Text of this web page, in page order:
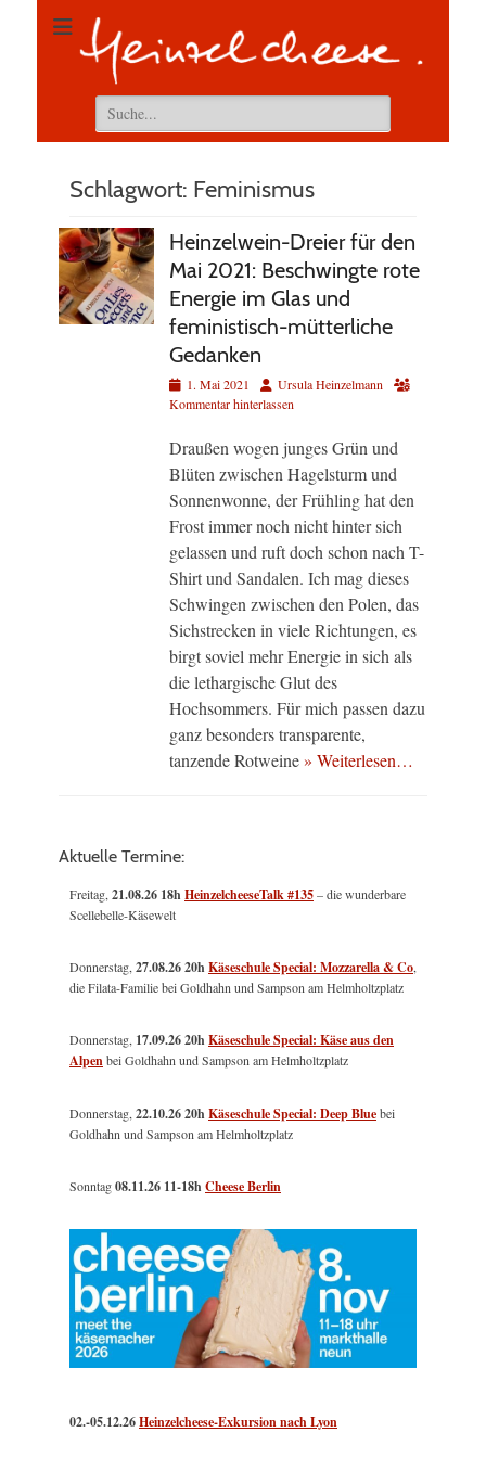
Suchen
nach:
Schlagwort: Feminismus
Heinzelwein-Dreier für den
Mai 2021: Beschwingte rote
Energie im Glas und
feministisch-mütterliche
Gedanken
Veröffentlicht
am
1. Mai 2021 AutorUrsula Heinzelmann
Kommentar hinterlassen
Draußen wogen junges Grün und
Blüten zwischen Hagelsturm und
Sonnenwonne, der Frühling hat den
Frost immer noch nicht hinter sich
gelassen und ruft doch schon nach T-
Shirt und Sandalen. Ich mag dieses
Schwingen zwischen den Polen, das
Sichstrecken in viele Richtungen, es
birgt soviel mehr Energie in sich als
die lethargische Glut des
Hochsommers. Für mich passen dazu
ganz besonders transparente,
tanzende Rotweine» Weiterlesen…
Aktuelle Termine:
Freitag,21.08.26 18hHeinzelcheeseTalk #135– die wunderbare
Scellebelle-Käsewelt
Donnerstag,27.08.26 20hKäseschule Special: Mozzarella & Co,
die Filata-Familie bei Goldhahn und Sampson am Helmholtzplatz
Donnerstag, 17.09.26 20hKäseschule Special: Käse aus den
Alpenbei Goldhahn und Sampson am Helmholtzplatz
Donnerstag,22.10.26 20hKäseschule Special: Deep Bluebei
Goldhahn und Sampson am Helmholtzplatz
Sonntag08.11.26 11-18hCheese Berlin
02.-05.12.26Heinzelcheese-Exkursion nach Lyon